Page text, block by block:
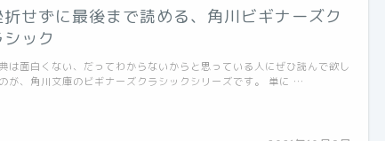
折せずに最後まで読める、角川ビギナーズク
ック
は面白くない、だってわからないからと思っている人にぜひ読んで欲し
が、角川文庫のビギナーズクラシックシリーズです。 単に …